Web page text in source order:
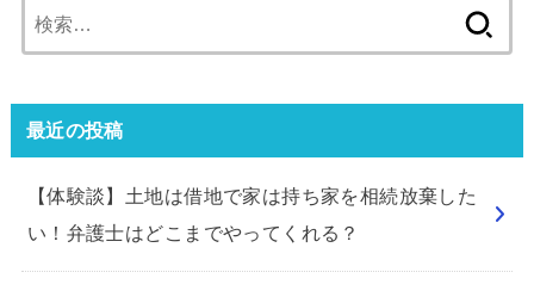
索:
最近の投稿
【体験談】土地は借地で家は持ち家を相続放棄した
い！弁護士はどこまでやってくれる？